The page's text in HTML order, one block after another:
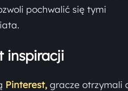
pochwalić się tymi
inspiracji
Pinterest, gracze otrzymali